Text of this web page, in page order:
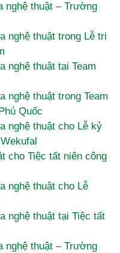
nghệ thuật – Trường
nghệ thuật trong Lễ tri
nghệ thuật tại Team
nghệ thuật trong Team
Quốc
nghệ thuật cho Lễ kỷ
cho Tiệc tất niên công
nghệ thuật cho Lễ
nghệ thuật tại Tiệc tất
nghệ thuật – Trường